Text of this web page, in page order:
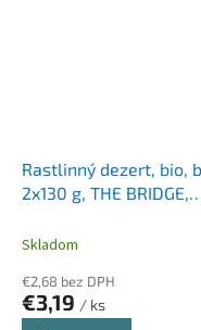
Rastlinný dezert, bio, bio,
2x130 g, THE BRIDGE,
Skladom
€2,68 bez DPH
€3,19 / ks